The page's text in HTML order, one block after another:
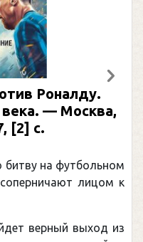
Рабинер, И. Я.
Москва, 2024
обсуждаемая